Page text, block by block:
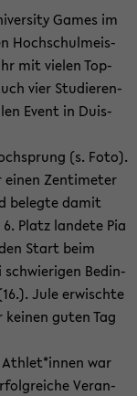
Games im
Hoch­schul­meis­
mit vie­len Top­
vier Stu­die­ren­
Event in Duis­
(s. Foto).
einen Zen­ti­me­ter
be­leg­te damit
Platz lan­de­te Pia
Start beim
schwie­ri­gen Be­din­
Jule er­wisch­te
guten Tag
Ath­let*innen war
Ver­an­